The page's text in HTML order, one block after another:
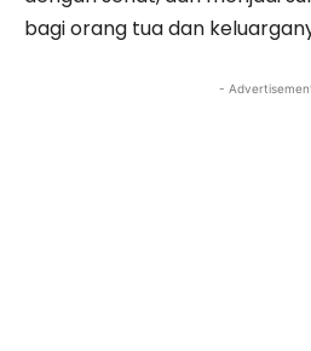
bagi orang tua dan
-